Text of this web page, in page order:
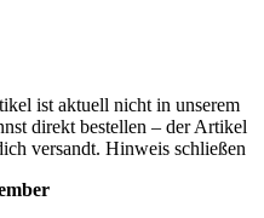
ist aktuell nicht in unserem
direkt bestellen – der Artikel
versandt. Hinweis schließen